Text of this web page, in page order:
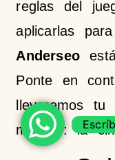
reglas del
aplicarlas
Anderseo
Ponte en
llevaremos
merece: la